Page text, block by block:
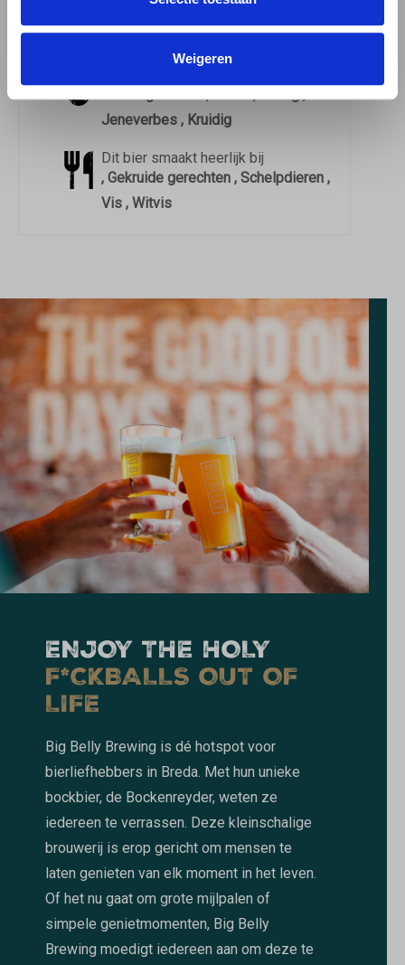
Weigeren
Kelkglas
Bloemig Citroen , Citrus , Fruitig ,
Jeneverbes , Kruidig
Dit bier smaakt heerlijk bij
, Gekruide gerechten , Schelpdieren ,
Vis , Witvis
ENJOY THE HOLY
F*CKBALLS OUT OF
LIFE
Big Belly Brewing is dé hotspot voor
bierliefhebbers in Breda. Met hun unieke
bockbier, de Bockenreyder, weten ze
iedereen te verrassen. Deze kleinschalige
brouwerij is erop gericht om mensen te
laten genieten van elk moment in het leven.
Of het nu gaat om grote mijlpalen of
simpele genietmomenten, Big Belly
Brewing moedigt iedereen aan om deze te